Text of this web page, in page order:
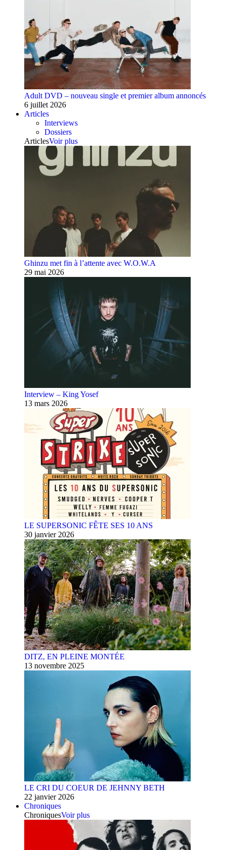
Adult DVD – nouveau single et premier album annoncés
6 juillet 2026
Articles
Interviews
Dossiers
ArticlesVoir plus
Ghinzu met fin à l’attente avec W.O.W.A
29 mai 2026
Interview – King Yosef
13 mars 2026
LE SUPERSONIC FÊTE SES 10 ANS
30 janvier 2026
DITZ, EN PLEINE MONTÉE
13 novembre 2025
LE CRI DU COEUR DE JEHNNY BETH
22 janvier 2026
Chroniques
ChroniquesVoir plus